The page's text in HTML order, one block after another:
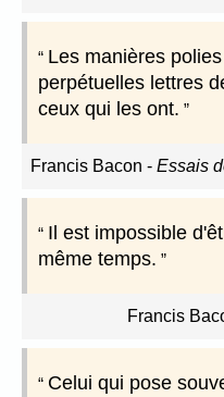
Les manières
perpétuelles lettres
ceux qui les ont.
Francis Bacon - Essais
Il est impossible
même temps.
Francis
Celui qui pose